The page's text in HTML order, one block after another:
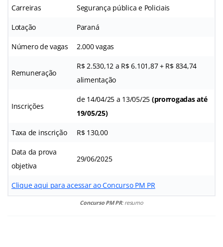
Carreiras Segurança pública e Policiais
Lotação Paraná
Número de vagas 2.000 vagas
Remuneração
R$ 2.530,12 a R$ 6.101,87 + R$ 834,74
alimentação
Inscrições
de 14/04/25 a 13/05/25 (prorrogadas até
19/05/25)
Taxa de inscrição R$ 130,00
Data da prova
objetiva
29/06/2025
Clique aqui para acessar ao Concurso PM PR
Concurso PM PR: resumo